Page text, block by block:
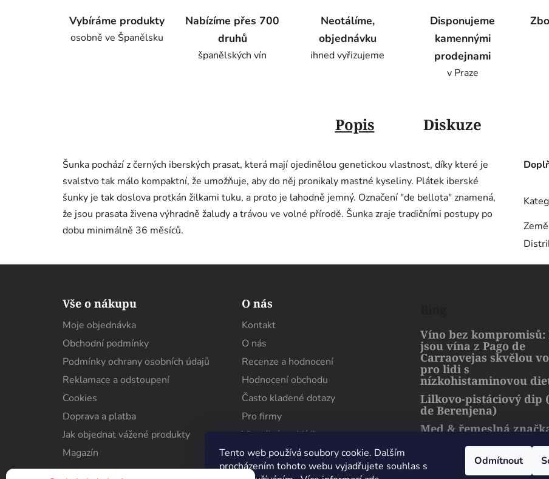
Tento web používá soubory cookie. Dalším
procházením tohoto webu vyjadřujete souhlas s
Odmítnout
Vybíráme produkty
osobně ve Španělsku
Nabízíme přes 700
druhů
španělských vín
Neotálíme,
objednávku
ihned vyřizujeme
Disponujeme
kamennými
prodejnami
v Praze
Popis Diskuze
Šunka pochází z černých iberských prasat, která mají ojedinělou genetickou vlastnost, díky které je
svalstvo tak málo kompaktní, že umožňuje, aby do něj pronikaly mastné kyseliny. Plátek iberské
šunky je tak doslova protkán žilkami tuku, a proto je lahodně jemný. Označení "de bellota" znamená,
že jsou prasata živena výhradně žaludy a trávou ve volné přírodě. Šunka zraje tradičními postupy po
dobu minimálně 36 měsíců.
Vše o nákupu
Moje objednávka
Obchodní podmínky
Podmínky ochrany osobních údajů
Reklamace a odstoupení
Cookies
Doprava a platba
Jak objednat vážené produkty
Magazín
O nás
Kontakt
O nás
Recenze a hodnocení
Hodnocení obchodu
Často kladené dotazy
Pro firmy
Virtuální prohlídka
Víno bez kompromisů:
jsou vína z Pago de
Carraovejas skvělou
pro lidi s
nízkohistaminovou
Lilkovo-pistáciový dip
de Berenjena)
Med & řemeslná
harmonie přírody a